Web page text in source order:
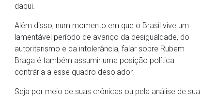
daqui.
Além disso, num momento em que o Brasil vive um
lamentável período de avanço da desigualdade, do
autoritarismo e da intolerância, falar sobre Rubem
Braga é também assumir uma posição política
contrária a esse quadro desolador.
Seja por meio de suas crônicas ou pela análise de sua